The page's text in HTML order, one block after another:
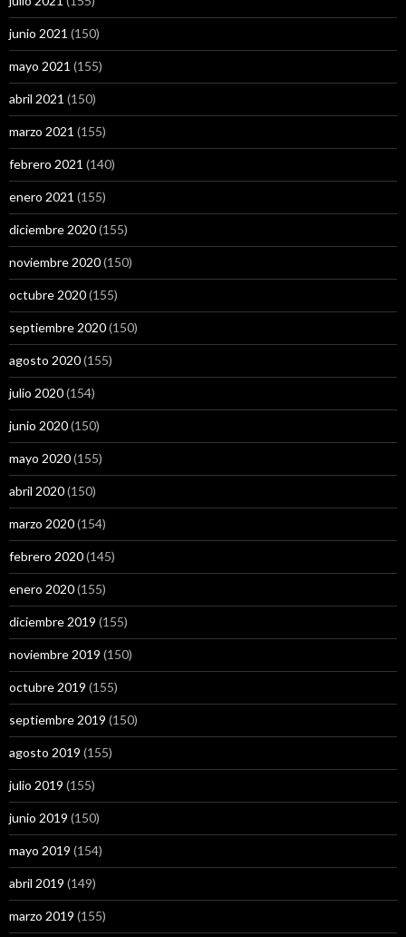
junio 2021 (150)
mayo 2021 (155)
abril 2021 (150)
marzo 2021 (155)
febrero 2021 (140)
enero 2021 (155)
diciembre 2020(155)
noviembre 2020(150)
octubre 2020(155)
septiembre 2020(150)
agosto 2020(155)
julio 2020(154)
junio 2020(150)
mayo 2020(155)
abril 2020(150)
marzo 2020(154)
febrero 2020(145)
enero 2020(155)
diciembre 2019 (155)
noviembre 2019 (150)
octubre 2019 (155)
septiembre 2019 (150)
agosto 2019 (155)
julio 2019 (155)
junio 2019 (150)
mayo 2019 (154)
abril 2019 (149)
marzo 2019 (155)